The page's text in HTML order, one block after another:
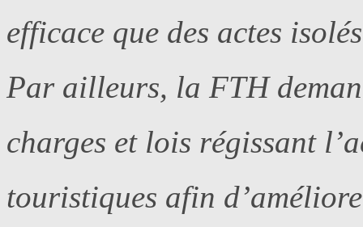
efficace que des actes
Par ailleurs, la FTH
charges et lois régissant
touristiques afin